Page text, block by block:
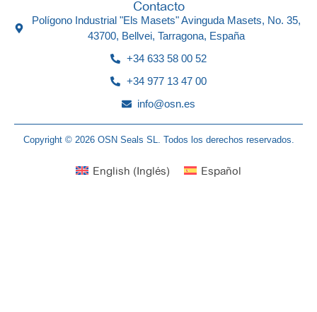
Contacto
Polígono Industrial "Els Masets" Avinguda Masets, No. 35,
43700, Bellvei, Tarragona, España
+34 633 58 00 52
+34 977 13 47 00
info@osn.es
Copyright © 2026 OSN Seals SL. Todos los derechos reservados.
English (Inglés) Español